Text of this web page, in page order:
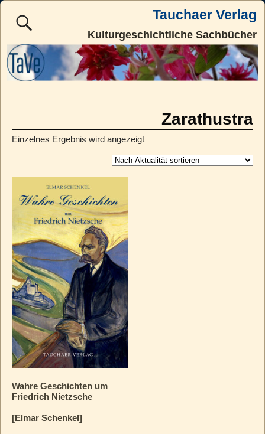
Tauchaer Verlag
Kulturgeschichtliche Sachbücher
Zarathustra
Einzelnes Ergebnis wird angezeigt
Wahre Geschichten um
Friedrich Nietzsche
[Elmar Schenkel]